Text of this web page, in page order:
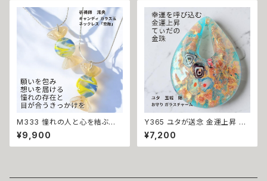
生業守護 ウィッカの魔法 ゴール
ド 金運 財運 開運 運気アップ
幸運 召致 潜在能力 活性 幸運
期 魔術 魔法 おまじない 白魔法
強力 アクセサリー パワーストー
ロー ビジュー マチュラダイヤモ
ンド 大開運 金運 財運 幸運 願
望成就 黒魔術 おまじない 呪 本
物 魔術師 魔法 強力
M333 憧れの人と心を結ぶ願
いの飴玉 キャンディ ガラス玉 ネ
ックレス「恋飴」山の神（山犬）祈
祷師 澪央 チェコガラス お守り
引き寄せ 幸運
¥9,900
Y365 ユタが送念 金運上昇 恵
みが降り注ぎ豊かさが満ちる 太
陽の守護 てぃだの金珠 しずく
お守り ガラスチャーム 沖縄 海
¥7,200